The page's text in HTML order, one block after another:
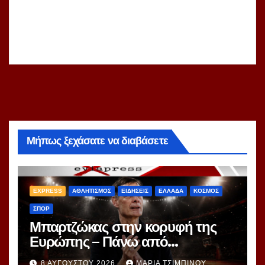
Μήπως ξεχάσατε να διαβάσετε
EXPRESS ΑΘΛΗΤΙΣΜΟΣ ΕΙΔΗΣΕΙΣ ΕΛΛΑΔΑ ΚΟΣΜΟΣ
ΣΠΟΡ
Μπαρτζώκας στην κορυφή της
Ευρώπης – Πάνω από
Γιασικεβίτσιους και
8 ΑΥΓΟΎΣΤΟΥ 2026 ΜΑΡΊΑ ΤΣΙΜΠΙΝΟΎ